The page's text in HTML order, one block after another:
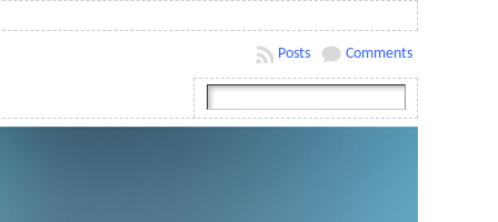
Comments
Posts